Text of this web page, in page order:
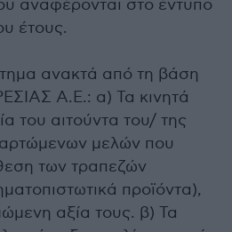
αναφέρονται στο έντυπο
έτους.
ανακτά από τη βάση
Α.Ε.: α) Τα κινητά
του αιτούντα του/ της
μελών που
των τραπεζών
προϊόντα),
αξία τους. β) Τα